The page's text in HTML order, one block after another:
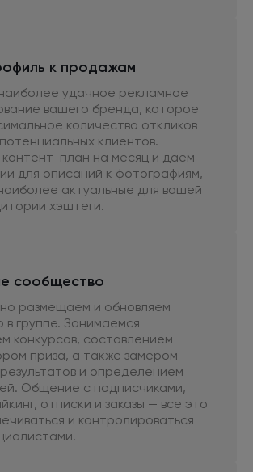
к продажам
удачное рекламное
вашего бренда, которое
количество откликов
потенциальных клиентов.
план на месяц и даем
для описаний к фотографиям,
актуальные для вашей
хэштеги.
сообщество
размещаем и обновляем
в группе. Занимаемся
конкурсов, составлением
приза, а также замером
и определением
Общение с подписчиками,
отписки и заказы — все это
и контролироваться